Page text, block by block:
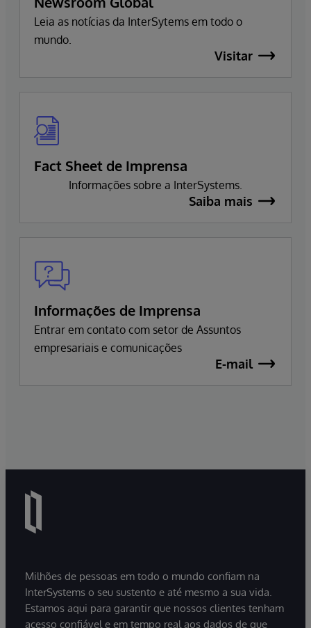
Leia as notícias da InterSytems em todo o
mundo.
Visitar
Fact Sheet de Imprensa
Informações sobre a InterSystems.
Saiba mais
Informações de Imprensa
Entrar em contato com setor de Assuntos
empresariais e comunicações
E-mail
Milhões de pessoas em todo o mundo confiam na
InterSystems o seu sustento e até mesmo a sua vida.
Estamos aqui para garantir que nossos clientes tenham
acesso confiável e em tempo real aos dados de que